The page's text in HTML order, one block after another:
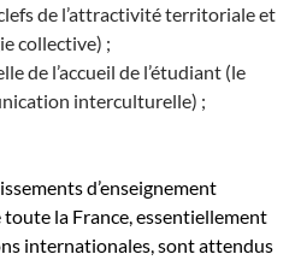
de l’attractivité territoriale et
collective) ;
de l’accueil de l’étudiant (le
interculturelle) ;
d’enseignement
la France, essentiellement
internationales, sont attendus